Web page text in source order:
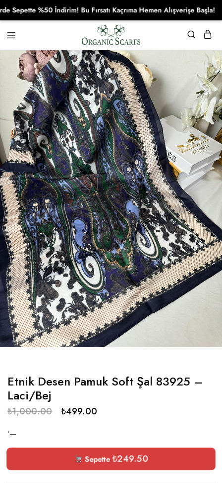
Organikscarf
Etnik Desen Pamuk Soft Şal 83925 –
Laci/Bej
₺1,000.00 ₺499.00
‘—
Sepette ₺249.50
%50 İndirim! Bu Fırsatı Kaçrıma Hemen Alışverişe Başla!